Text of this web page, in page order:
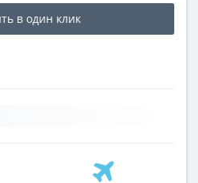
в один клик